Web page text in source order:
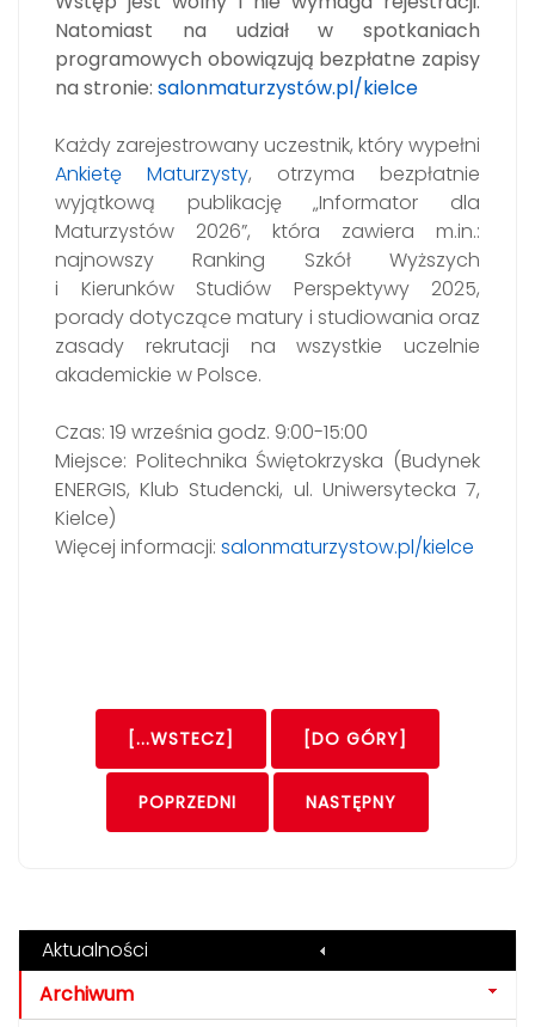
Natomiast na udział w spotkaniach
programowych obowiązują bezpłatne zapisy
na stronie: salonmaturzystów.pl/kielce
Każdy zarejestrowany uczestnik, który wypełni
Ankietę Maturzysty, otrzyma bezpłatnie
wyjątkową publikację „Informator dla
Maturzystów 2026”, która zawiera m.in.:
najnowszy Ranking Szkół Wyższych
i Kierunków Studiów Perspektywy 2025,
porady dotyczące matury i studiowania oraz
zasady rekrutacji na wszystkie uczelnie
akademickie w Polsce.
Czas: 19 września godz. 9:00-15:00
Miejsce: Politechnika Świętokrzyska (Budynek
ENERGIS, Klub Studencki, ul. Uniwersytecka 7,
Kielce)
Więcej informacji: salonmaturzystow.pl/kielce
[...WSTECZ] [DO GÓRY]
POPRZEDNI NASTĘPNY
Aktualności
Archiwum